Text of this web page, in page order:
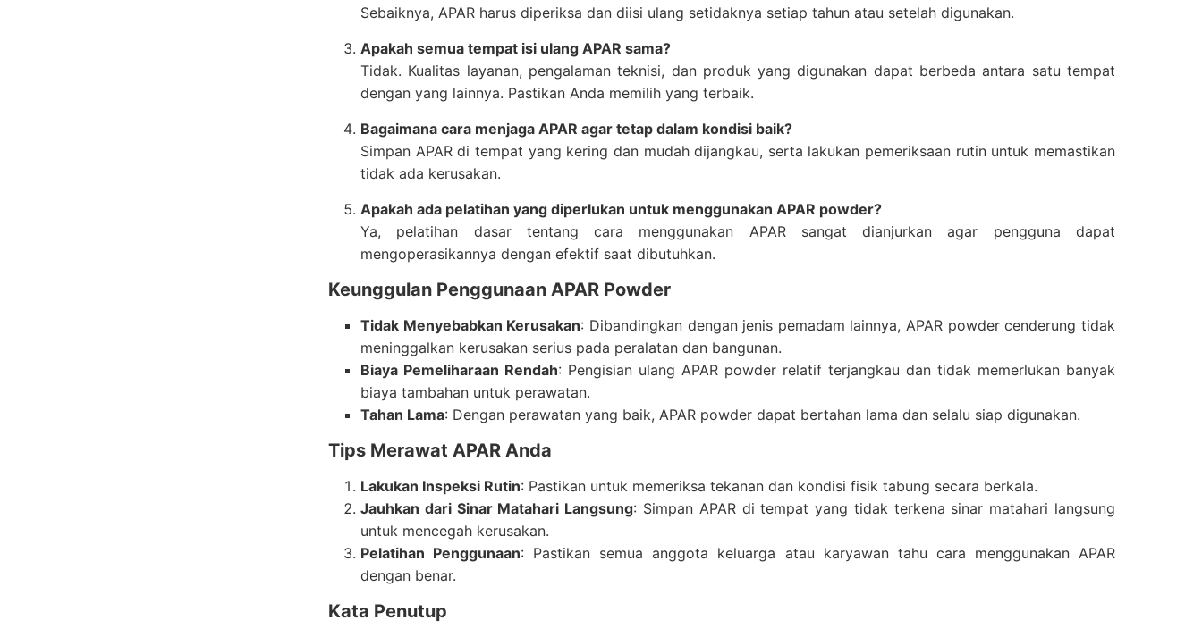
Sebaiknya, APAR harus diperiksa dan diisi ulang setidaknya setiap tahun atau setelah digunakan.
Apakah semua tempat isi ulang APAR sama?
Tidak. Kualitas layanan, pengalaman teknisi, dan produk yang digunakan dapat berbeda antara satu tempat
dengan yang lainnya. Pastikan Anda memilih yang terbaik.
Bagaimana cara menjaga APAR agar tetap dalam kondisi baik?
Simpan APAR di tempat yang kering dan mudah dijangkau, serta lakukan pemeriksaan rutin untuk memastikan
tidak ada kerusakan.
Apakah ada pelatihan yang diperlukan untuk menggunakan APAR powder?
Ya, pelatihan dasar tentang cara menggunakan APAR sangat dianjurkan agar pengguna dapat
mengoperasikannya dengan efektif saat dibutuhkan.
Keunggulan Penggunaan APAR Powder
Tidak Menyebabkan Kerusakan: Dibandingkan dengan jenis pemadam lainnya, APAR powder cenderung tidak
meninggalkan kerusakan serius pada peralatan dan bangunan.
Biaya Pemeliharaan Rendah: Pengisian ulang APAR powder relatif terjangkau dan tidak memerlukan banyak
biaya tambahan untuk perawatan.
Tahan Lama: Dengan perawatan yang baik, APAR powder dapat bertahan lama dan selalu siap digunakan.
Tips Merawat APAR Anda
Lakukan Inspeksi Rutin: Pastikan untuk memeriksa tekanan dan kondisi fisik tabung secara berkala.
Jauhkan dari Sinar Matahari Langsung: Simpan APAR di tempat yang tidak terkena sinar matahari langsung
untuk mencegah kerusakan.
Pelatihan Penggunaan: Pastikan semua anggota keluarga atau karyawan tahu cara menggunakan APAR
dengan benar.
Kata Penutup